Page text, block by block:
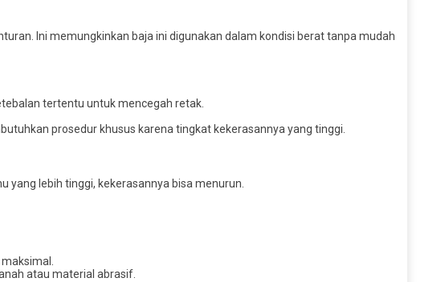
Ini memungkinkan baja ini digunakan dalam kondisi berat tanpa mudah
tertentu untuk mencegah retak.
prosedur khusus karena tingkat kekerasannya yang tinggi.
yang lebih tinggi, kekerasannya bisa menurun.
atau material abrasif.